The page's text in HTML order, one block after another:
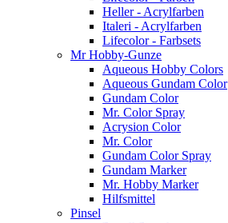
Heller - Acrylfarben
Italeri - Acrylfarben
Lifecolor - Farbsets
Mr Hobby-Gunze
Aqueous Hobby Colors
Aqueous Gundam Color
Gundam Color
Mr. Color Spray
Acrysion Color
Mr. Color
Gundam Color Spray
Gundam Marker
Mr. Hobby Marker
Hilfsmittel
Pinsel